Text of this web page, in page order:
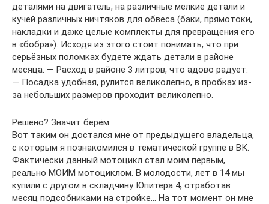
деталями на двигатель, на различные мелкие детали и
кучей различных ничтяков для обвеса (баки, прямотоки,
накладки и даже целые комплекты для превращения его
в «бобра»). Исходя из этого стоит понимать, что при
серьёзных поломках будете ждать детали в районе
месяца. — Расход в районе 3 литров, что адово радует.
— Посадка удобная, рулится великолепно, в пробках из-
за небольших размеров проходит великолепно.
Решено? Значит берём.
Вот таким он достался мне от предыдущего владельца,
с которым я познакомился в тематической группе в ВК.
Фактически данный мотоцикл стал моим первым,
реально МОИМ мотоциклом. В молодости, лет в 14 мы
купили с другом в складчину Юпитера 4, отработав
месяц подсобниками на стройке… На тот момент он мне